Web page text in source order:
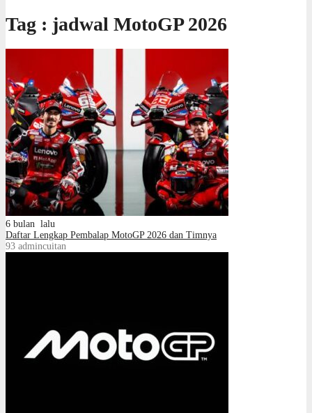
Tag : jadwal MotoGP 2026
6 bulan lalu
Daftar Lengkap Pembalap MotoGP 2026 dan Timnya
93 admincuitan